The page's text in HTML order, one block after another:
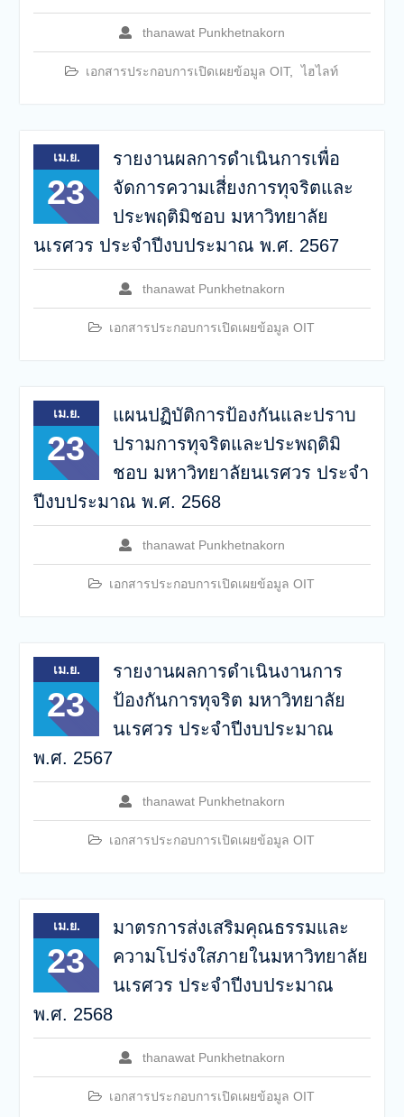
thanawat Punkhetnakorn
เอกสารประกอบการเปิดเผยข้อมูล OIT, ไฮไลท์
เม.ย.
23
รายงานผลการดำเนินการเพื่อ
จัดการความเสี่ยงการทุจริตและ
ประพฤติมิชอบ มหาวิทยาลัย
นเรศวร ประจำปีงบประมาณ พ.ศ. 2567
thanawat Punkhetnakorn
เอกสารประกอบการเปิดเผยข้อมูล OIT
เม.ย.
23
แผนปฏิบัติการป้องกันและปราบ
ปรามการทุจริตและประพฤติมิ
ชอบ มหาวิทยาลัยนเรศวร ประจำ
ปีงบประมาณ พ.ศ. 2568
thanawat Punkhetnakorn
เอกสารประกอบการเปิดเผยข้อมูล OIT
เม.ย.
23
รายงานผลการดำเนินงานการ
ป้องกันการทุจริต มหาวิทยาลัย
นเรศวร ประจำปีงบประมาณ
พ.ศ. 2567
thanawat Punkhetnakorn
เอกสารประกอบการเปิดเผยข้อมูล OIT
เม.ย.
23
มาตรการส่งเสริมคุณธรรมและ
ความโปร่งใสภายในมหาวิทยาลัย
นเรศวร ประจำปีงบประมาณ
พ.ศ. 2568
thanawat Punkhetnakorn
เอกสารประกอบการเปิดเผยข้อมูล OIT